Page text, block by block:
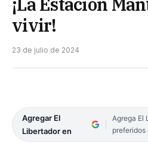
vivir!
23 de julio de 2024
Agregar El
Libertador en
Agrega El
preferidos